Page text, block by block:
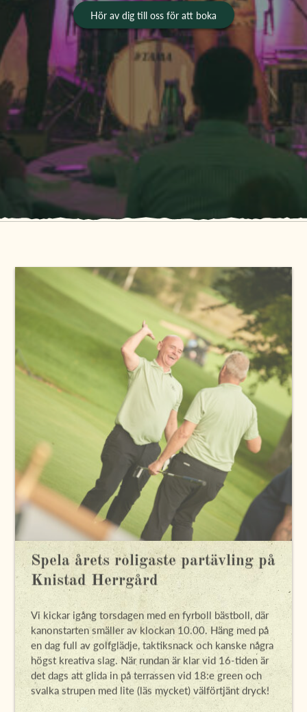
Hör av dig till oss för att boka
Spela årets roligaste partävling på
Knistad Herrgård
Vi kickar igång torsdagen med en fyrboll bästboll, där
kanonstarten smäller av klockan 10.00. Häng med på
en dag full av golfglädje, taktiksnack och kanske några
högst kreativa slag. När rundan är klar vid 16-tiden är
det dags att glida in på terrassen vid 18:e green och
svalka strupen med lite (läs mycket) välförtjänt dryck!